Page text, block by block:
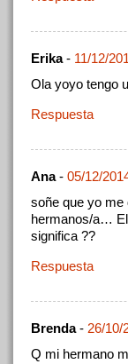
Erika- 11/12/
Ola yoyo tengo
Respuesta
Ana- 05/12/
soñe que yo me
hermanos/a… El
significa ??
Respuesta
Brenda- 26/10/
Q mi hermano